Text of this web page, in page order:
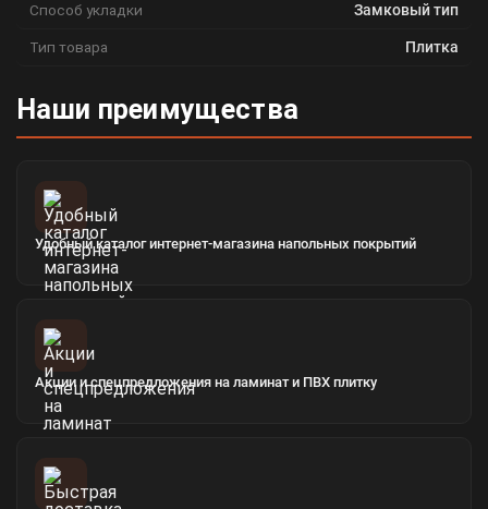
Способ укладки Замковый тип
Тип товара Плитка
Наши преимущества
Удобный каталог интернет-магазина напольных покрытий
Акции и спецпредложения на ламинат и ПВХ плитку